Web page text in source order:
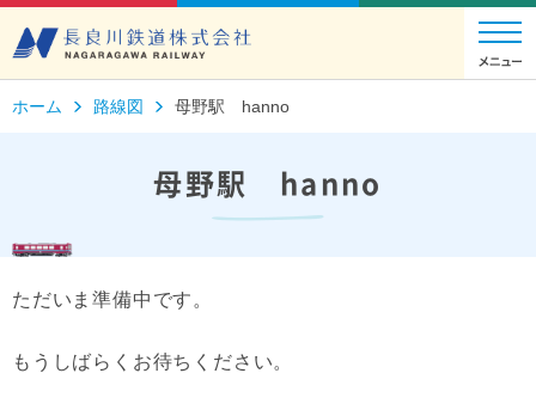
ホーム 路線図 母野駅 hanno
母野駅 hanno
ただいま準備中です。
もうしばらくお待ちください。